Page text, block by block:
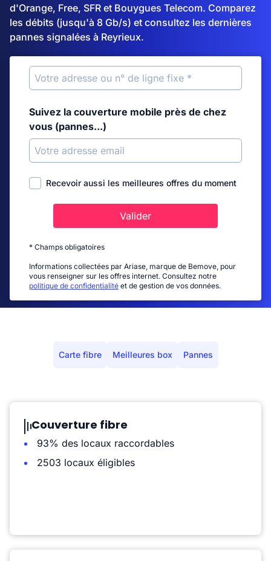
d'Orange, Free, SFR et Bouygues Telecom. Comparez
les débits (jusqu'à 8 Gb/s) et consultez les dernières
pannes signalées à Reyrieux.
Suivez la couverture mobile près de chez
vous (pannes...)
Recevoir aussi les meilleures offres du moment
Valider
* Champs obligatoires
Informations collectées par Ariase, marque de Bemove, pour
vous renseigner sur les offres internet. Consultez notre
politique de confidentialité et de gestion de vos données.
Carte fibre Meilleures box Pannes
Couverture fibre
93% des locaux raccordables
2503 locaux éligibles